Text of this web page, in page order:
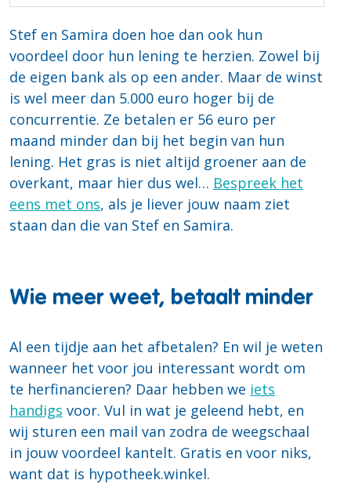
Stef en Samira doen hoe dan ook hun
voordeel door hun lening te herzien. Zowel bij
de eigen bank als op een ander. Maar de winst
is wel meer dan 5.000 euro hoger bij de
concurrentie. Ze betalen er 56 euro per
maand minder dan bij het begin van hun
lening. Het gras is niet altijd groener aan de
overkant, maar hier dus wel… Bespreek het
eens met ons, als je liever jouw naam ziet
staan dan die van Stef en Samira.
Wie meer weet, betaalt minder
Al een tijdje aan het afbetalen? En wil je weten
wanneer het voor jou interessant wordt om
te herfinancieren? Daar hebben we iets
handigs voor. Vul in wat je geleend hebt, en
wij sturen een mail van zodra de weegschaal
in jouw voordeel kantelt. Gratis en voor niks,
want dat is hypotheek.winkel.